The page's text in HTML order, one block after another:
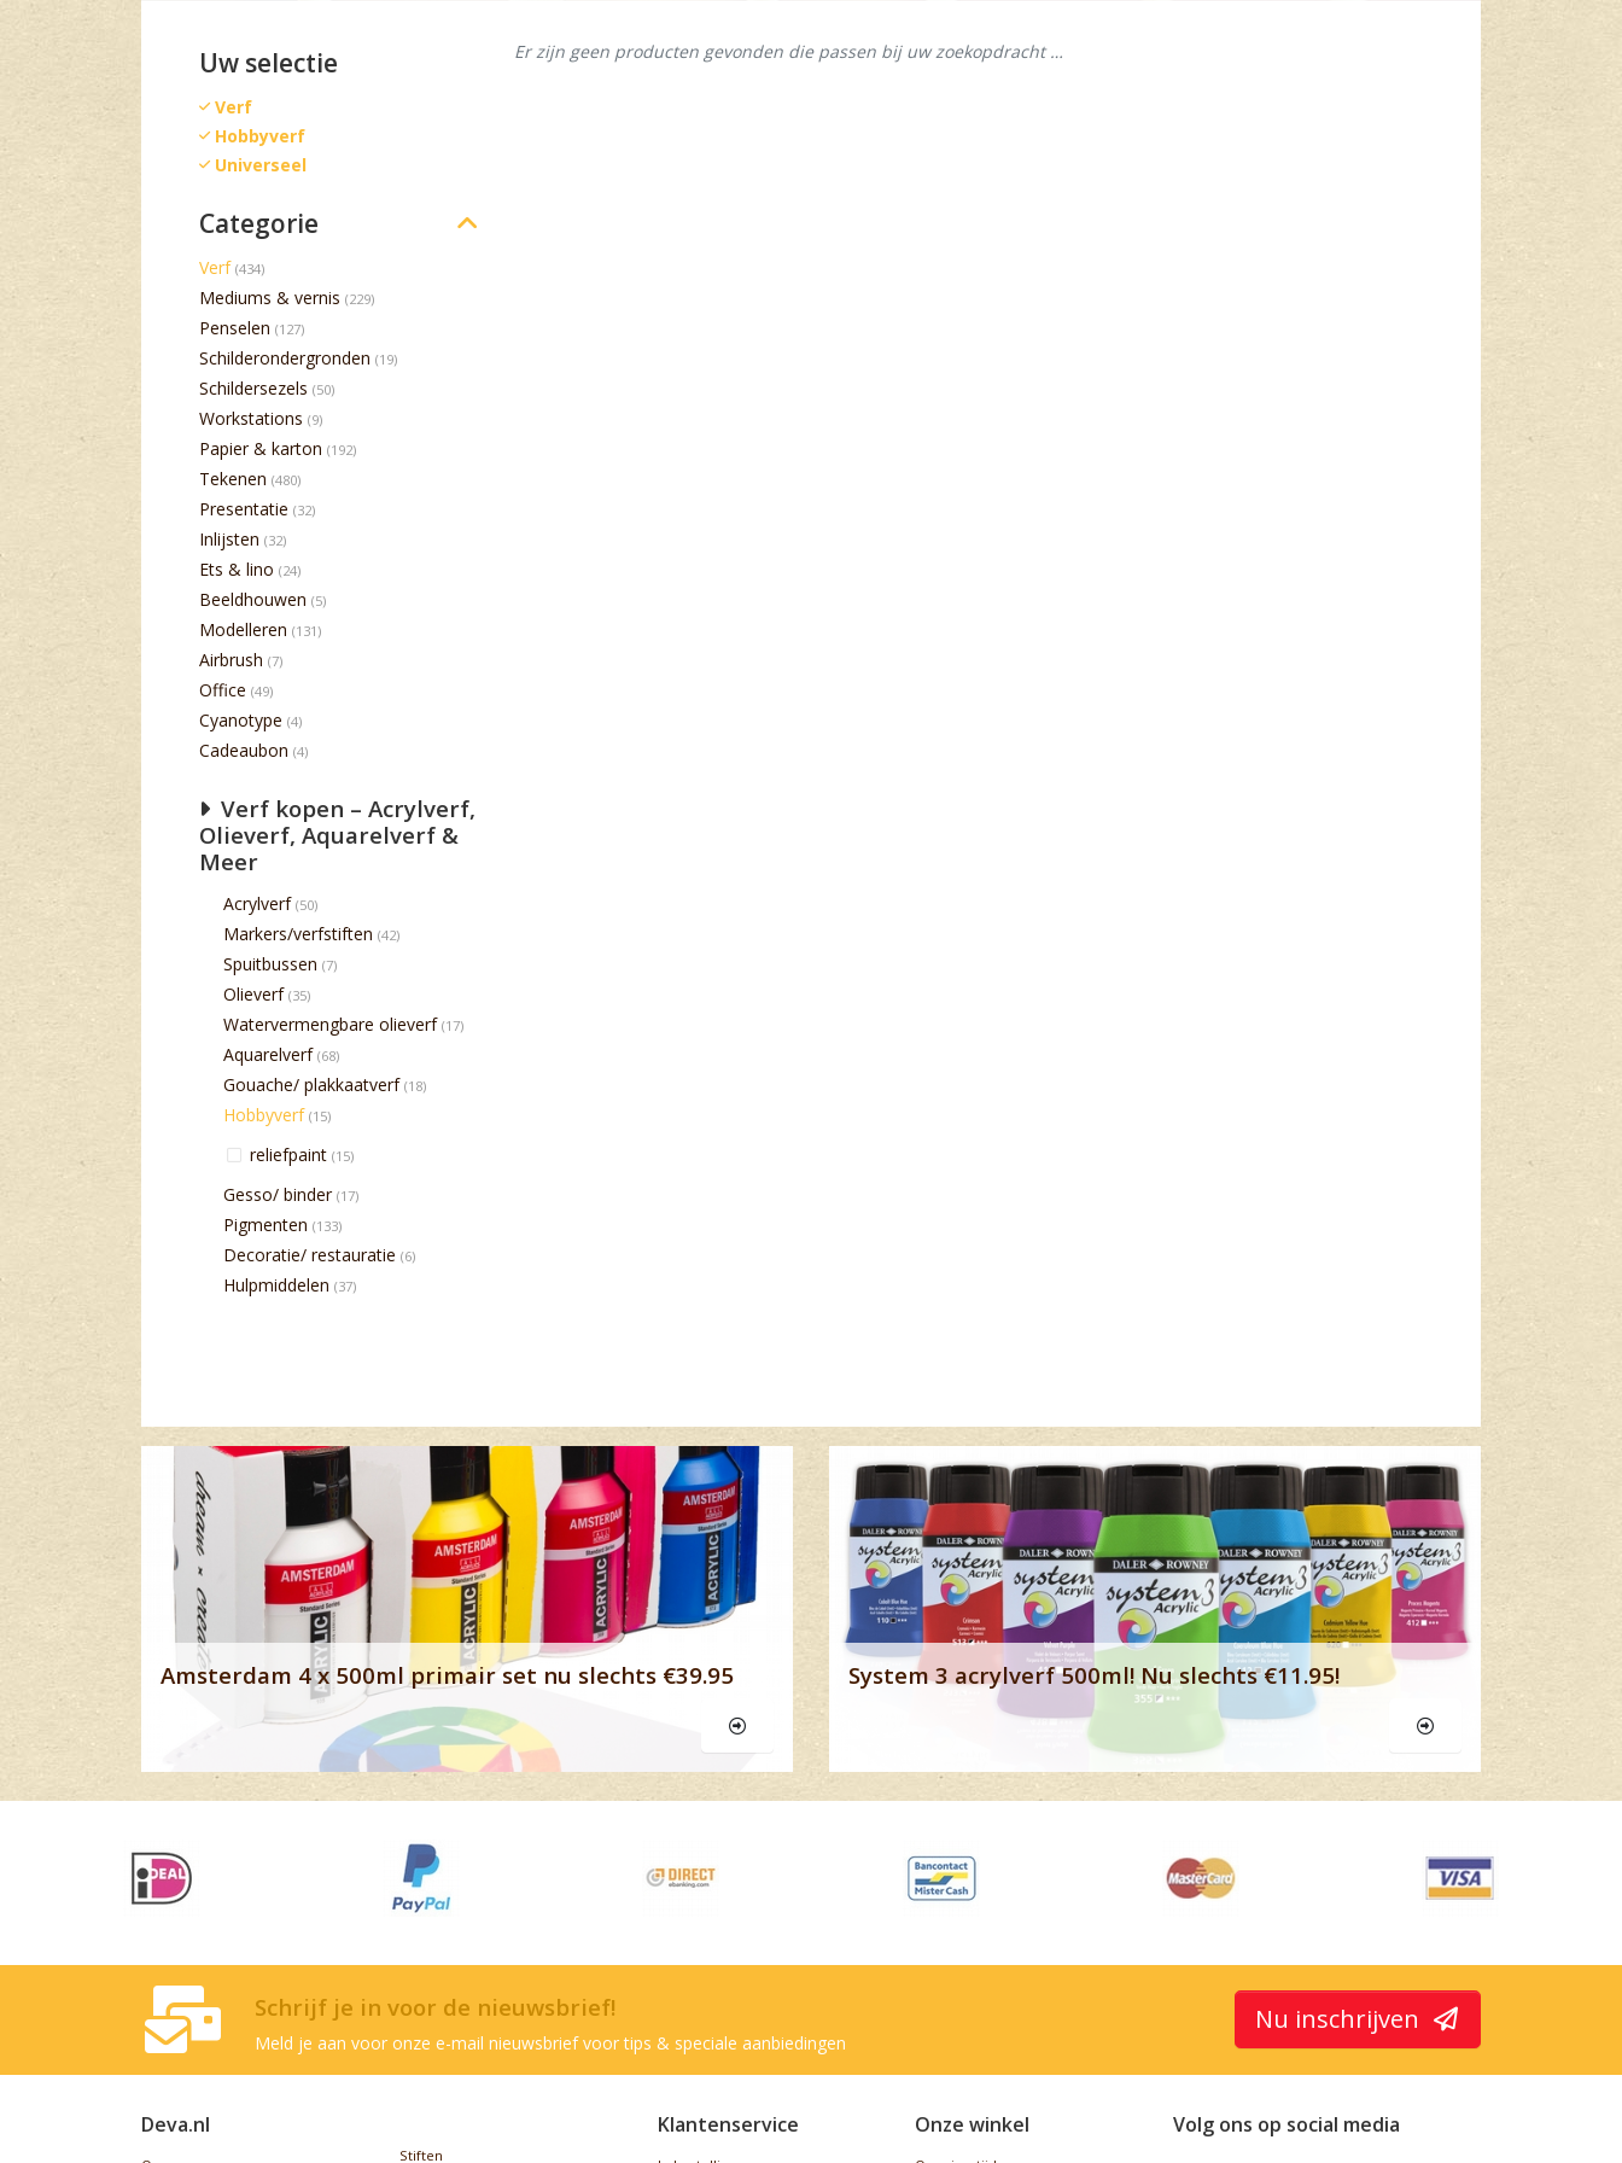
Uw selectie
Verf
Hobbyverf
Universeel
Categorie
Verf (434)
Mediums & vernis (229)
Penselen (127)
Schilderondergronden (19)
Schildersezels (50)
Workstations (9)
Papier & karton (192)
Tekenen (480)
Presentatie (32)
Inlijsten (32)
Ets & lino (24)
Beeldhouwen (5)
Modelleren (131)
Airbrush (7)
Office (49)
Cyanotype (4)
Cadeaubon (4)
Verf kopen – Acrylverf,
Olieverf, Aquarelverf &
Meer
Acrylverf (50)
Markers/verfstiften (42)
Spuitbussen (7)
Olieverf (35)
Watervermengbare olieverf (17)
Aquarelverf (68)
Gouache/ plakkaatverf (18)
Hobbyverf (15)
reliefpaint (15)
Gesso/ binder (17)
Pigmenten (133)
Decoratie/ restauratie (6)
Hulpmiddelen (37)
Er zijn geen producten gevonden die passen bij uw zoekopdracht …
Banner row 2
Amsterdam 4 x 500ml primair set nu slechts €39.95 System 3 acrylverf 500ml! Nu slechts €11.95!
Schrijf je in voor de nieuwsbrief!
Meld je aan voor onze e-mail nieuwsbrief voor tips & speciale aanbiedingen
Nu inschrijven
Deva.nl
Stiften
Klantenservice Onze winkel Volg ons op social media